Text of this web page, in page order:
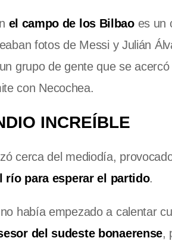
el campo de los Bilbaoes un
fotos de Messi y Julián
grupo de gente que se
con Necochea.
INCREÍBLE
cerca del mediodía,
río para esperar el partido.
había empezado a calentar
del sudeste bonaerense,